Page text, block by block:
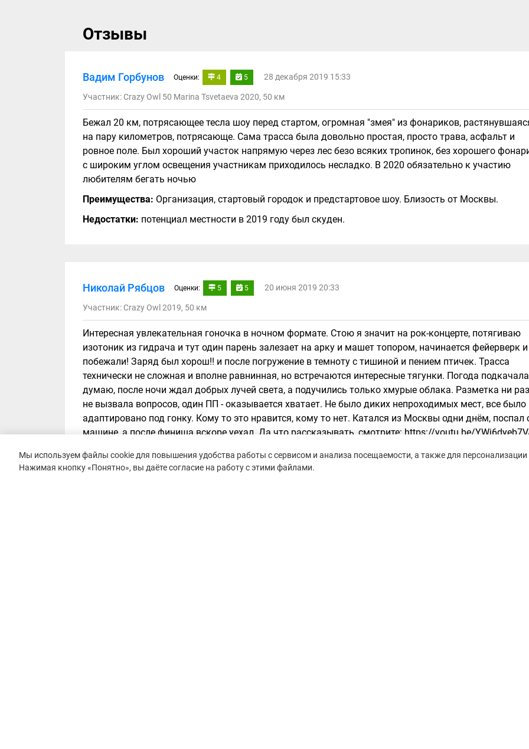
Отзывы
Вадим Горбунов Оценки: 4 5 28 декабря 2019 15:33
Участник: Crazy Owl 50 Marina Tsvetaeva 2020, 50 км
Бежал 20 км, потрясающее тесла шоу перед стартом, огромная "змея" из фонариков,
на пару километров, потрясающе. Сама трасса была довольно простая, просто трава, асфальт и
ровное поле. Был хороший участок напрямую через лес безо всяких тропинок, без хорошего
с широким углом освещения участникам приходилось несладко. В 2020 обязательно к участию
любителям бегать ночью
Преимущества: Организация, стартовый городок и предстартовое шоу. Близость от Москвы.
Недостатки: потенциал местности в 2019 году был скуден.
Николай Рябцов Оценки: 5 5 20 июня 2019 20:33
Участник: Crazy Owl 2019, 50 км
Интересная увлекательная гоночка в ночном формате. Стою я значит на рок-концерте, потягиваю
изотоник из гидрача и тут один парень залезает на арку и машет топором, начинается фейерверк и
побежали! Заряд был хорош!! и после погружение в темноту с тишиной и пением птичек. Трасса
технически не сложная и вполне равнинная, но встречаются интересные тягунки. Погода
думаю, после ночи ждал добрых лучей света, а подучились только хмурые облака. Разметка ни
не вызвала вопросов, один ПП - оказывается хватает. Не было диких непроходимых мест, все было
адаптировано под гонку. Кому то это нравится, кому то нет. Катался из Москвы одни днём, поспал
машине, а после финиша вскоре уехал. Да что рассказывать, смотрите: https://youtu.be/
Преимущества:Команда организаторов ! с этими ребятами все четко ;-) классный новый ночной
формат.
Мы используем файлы cookie для повышения удобства работы с сервисом и анализа посещаемости, а также для персонализации
Нажимая кнопку «Понятно», вы даёте согласие на работу с этими файлами.